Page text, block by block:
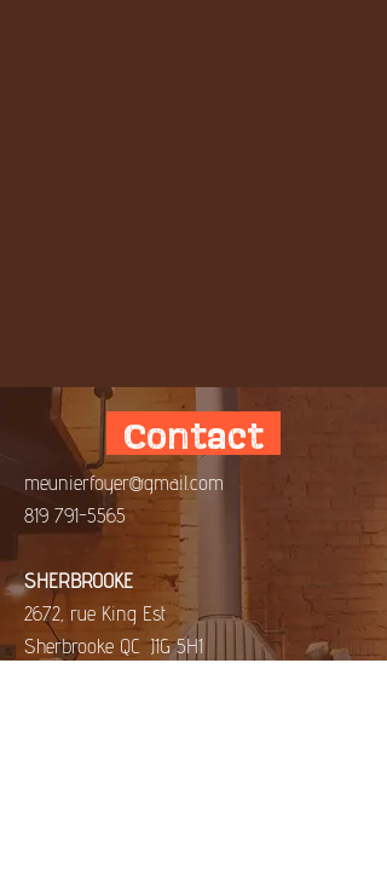
Contact
meunierfoyer@gmail.com
819 791-5565
​SHERBROOKE
2672, rue King Est
Sherbrooke QC J1G 5H1